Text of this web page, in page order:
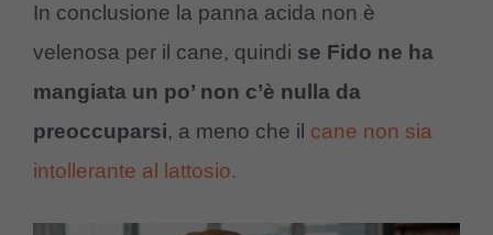
In conclusione la panna acida non è
velenosa per il cane, quindi se Fido ne ha
mangiata un po’ non c’è nulla da
preoccuparsi, a meno che il cane non sia
intollerante al lattosio.